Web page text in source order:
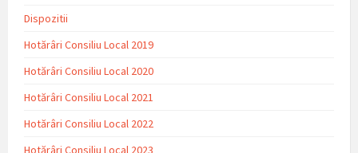
Dispozitii
Hotărâri Consiliu Local 2019
Hotărâri Consiliu Local 2020
Hotărâri Consiliu Local 2021
Hotărâri Consiliu Local 2022
Hotărâri Consiliu Local 2023